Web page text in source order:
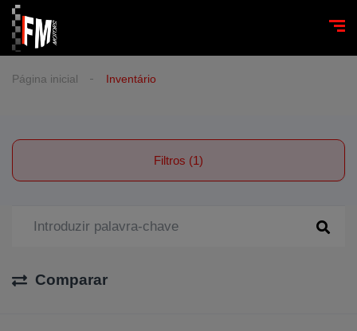
Página inicial Inventário
Filtros (1)
Comparar